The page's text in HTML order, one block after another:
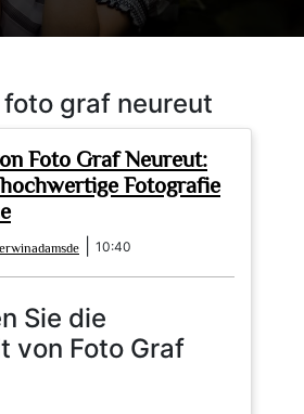
foto graf neureut
Foto Graf Neureut:
Fotografie
erwinadamsde erwinadamsde
10:40
Sie die
von Foto Graf